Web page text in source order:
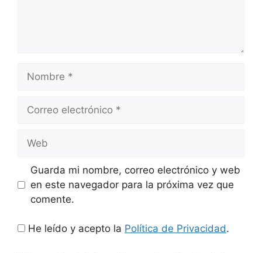
electrónico
Guarda mi nombre, correo electrónico y web
en este navegador para la próxima vez que
comente.
He leído y acepto la Política de Privacidad.